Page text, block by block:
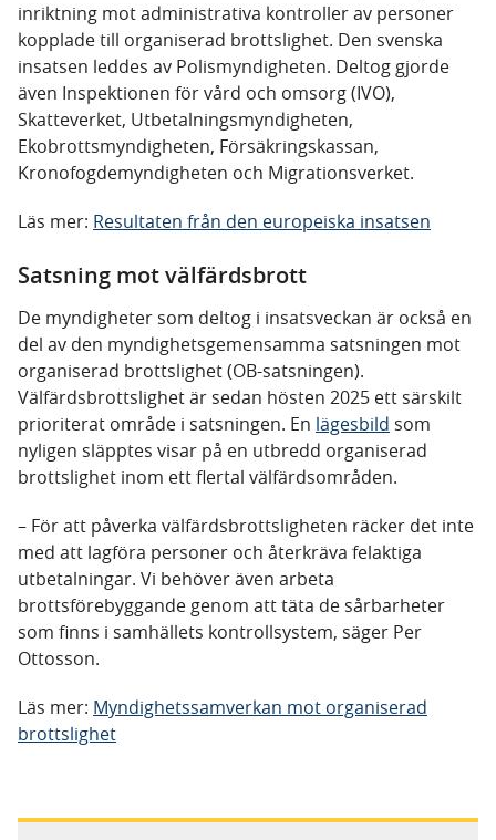
inriktning mot administrativa kontroller av personer
kopplade till organiserad brottslighet. Den svenska
insatsen leddes av Polismyndigheten. Deltog gjorde
även Inspektionen för vård och omsorg (IVO),
Skatteverket, Utbetalningsmyndigheten,
Ekobrottsmyndigheten, Försäkringskassan,
Kronofogdemyndigheten och Migrationsverket.
Läs mer: Resultaten från den europeiska insatsen
Satsning mot välfärdsbrott
De myndigheter som deltog i insatsveckan är också en
del av den myndighetsgemensamma satsningen mot
organiserad brottslighet (OB-satsningen).
Välfärdsbrottslighet är sedan hösten 2025 ett särskilt
prioriterat område i satsningen. En lägesbild som
nyligen släpptes visar på en utbredd organiserad
brottslighet inom ett flertal välfärdsområden.
– För att påverka välfärdsbrottsligheten räcker det inte
med att lagföra personer och återkräva felaktiga
utbetalningar. Vi behöver även arbeta
brottsförebyggande genom att täta de sårbarheter
som finns i samhällets kontrollsystem, säger Per
Ottosson.
Läs mer: Myndighetssamverkan mot organiserad
brottslighet